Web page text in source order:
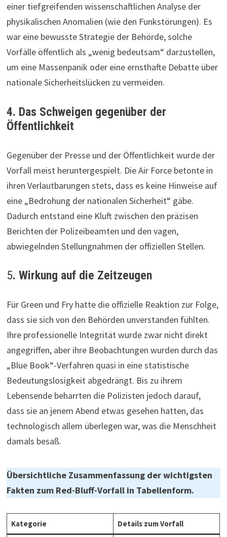
einer tiefgreifenden wissenschaftlichen Analyse der
physikalischen Anomalien (wie den Funkstörungen). Es
war eine bewusste Strategie der Behörde, solche
Vorfälle öffentlich als „wenig bedeutsam“ darzustellen,
um eine Massenpanik oder eine ernsthafte Debatte über
nationale Sicherheitslücken zu vermeiden.
4. Das Schweigen gegenüber der
Öffentlichkeit
Gegenüber der Presse und der Öffentlichkeit wurde der
Vorfall meist heruntergespielt. Die Air Force betonte in
ihren Verlautbarungen stets, dass es keine Hinweise auf
eine „Bedrohung der nationalen Sicherheit“ gäbe.
Dadurch entstand eine Kluft zwischen den präzisen
Berichten der Polizeibeamten und den vagen,
abwiegelnden Stellungnahmen der offiziellen Stellen.
5. Wirkung auf die Zeitzeugen
Für Green und Fry hatte die offizielle Reaktion zur Folge,
dass sie sich von den Behörden unverstanden fühlten.
Ihre professionelle Integrität wurde zwar nicht direkt
angegriffen, aber ihre Beobachtungen wurden durch das
„Blue Book“-Verfahren quasi in eine statistische
Bedeutungslosigkeit abgedrängt. Bis zu ihrem
Lebensende beharrten die Polizisten jedoch darauf,
dass sie an jenem Abend etwas gesehen hatten, das
technologisch allem überlegen war, was die Menschheit
damals besaß.
Übersichtliche Zusammenfassung der wichtigsten
Fakten zum Red-Bluff-Vorfall in Tabellenform.
Kategorie Details zum Vorfall